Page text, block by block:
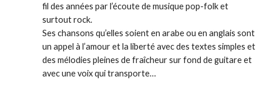
fil des années par l’écoute de musique pop-folk et
surtout rock.
Ses chansons qu’elles soient en arabe ou en anglais sont
un appel à l’amour et la liberté avec des textes simples et
des mélodies pleines de fraîcheur sur fond de guitare et
avec une voix qui transporte…